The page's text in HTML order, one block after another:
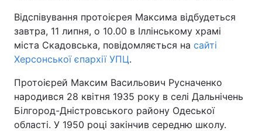
Відспівування протоієрея Максима відбудеться
завтра, 11 липня, о 10.00 в Іллінському храмі
міста Скадовська, повідомляється на сайті
Херсонської єпархії УПЦ.
Протоієрей Максим Васильович Русначенко
народився 28 квітня 1935 року в селі Дальнічень
Білгород-Дністровського району Одеської
області. У 1950 році закінчив середню школу.